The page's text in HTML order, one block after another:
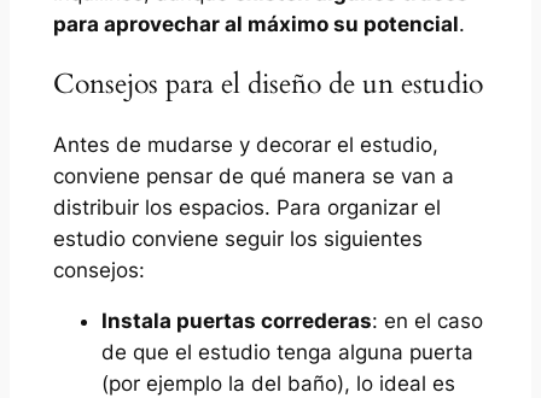
para aprovechar al máximo su potencial.
Consejos para el diseño de un estudio
Antes de mudarse y decorar el estudio,
conviene pensar de qué manera se van a
distribuir los espacios. Para organizar el
estudio conviene seguir los siguientes
consejos:
Instala puertas correderas: en el caso
de que el estudio tenga alguna puerta
(por ejemplo la del baño), lo ideal es